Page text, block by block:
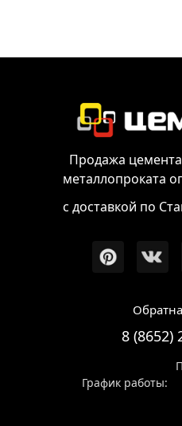
Продажа
металлопроката
с доставкой по
8 (8652)
График работы: